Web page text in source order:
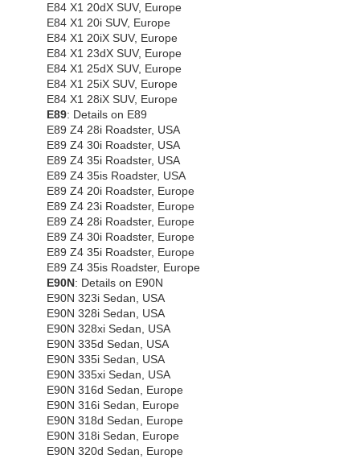
E84 X1 20dX SUV, Europe
E84 X1 20i SUV, Europe
E84 X1 20iX SUV, Europe
E84 X1 23dX SUV, Europe
E84 X1 25dX SUV, Europe
E84 X1 25iX SUV, Europe
E84 X1 28iX SUV, Europe
E89: Details on E89
E89 Z4 28i Roadster, USA
E89 Z4 30i Roadster, USA
E89 Z4 35i Roadster, USA
E89 Z4 35is Roadster, USA
E89 Z4 20i Roadster, Europe
E89 Z4 23i Roadster, Europe
E89 Z4 28i Roadster, Europe
E89 Z4 30i Roadster, Europe
E89 Z4 35i Roadster, Europe
E89 Z4 35is Roadster, Europe
E90N: Details on E90N
E90N 323i Sedan, USA
E90N 328i Sedan, USA
E90N 328xi Sedan, USA
E90N 335d Sedan, USA
E90N 335i Sedan, USA
E90N 335xi Sedan, USA
E90N 316d Sedan, Europe
E90N 316i Sedan, Europe
E90N 318d Sedan, Europe
E90N 318i Sedan, Europe
E90N 320d Sedan, Europe